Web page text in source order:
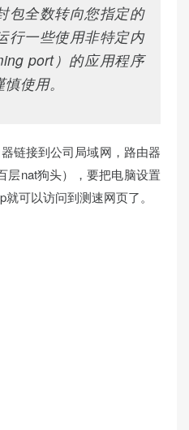
包全数转向您指定的
行一些使用非特定内
port）的应用程序
使用。
链接到公司局域网，路由器
层nat狗头），要把电脑设置
可以访问到测速网页了。